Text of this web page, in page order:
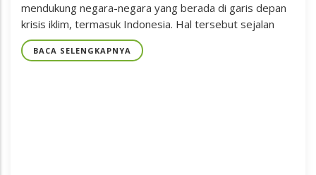
mendukung negara-negara yang berada di garis depan
krisis iklim, termasuk Indonesia. Hal tersebut sejalan
BACA SELENGKAPNYA